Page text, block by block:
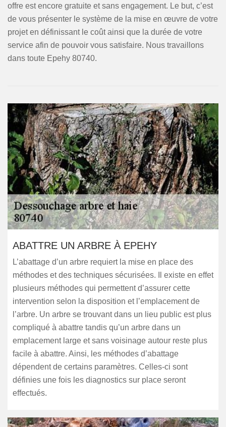
offre est encore gratuite et sans engagement. Le but, c’est
de vous présenter le système de la mise en œuvre de votre
projet en définissant le coût ainsi que la durée de votre
service afin de pouvoir vous satisfaire. Nous travaillons
dans toute Epehy 80740.
ABATTRE UN ARBRE À EPEHY
L’abattage d’un arbre requiert la mise en place des
méthodes et des techniques sécurisées. Il existe en effet
plusieurs méthodes qui permettent d’assurer cette
intervention selon la disposition et l’emplacement de
l’arbre. Un arbre se trouvant dans un lieu public est plus
compliqué à abattre tandis qu’un arbre dans un
emplacement large et sans voisinage autour reste plus
facile à abattre. Ainsi, les méthodes d’abattage
dépendent de certains paramètres. Celles-ci sont
définies une fois les diagnostics sur place seront
effectués.